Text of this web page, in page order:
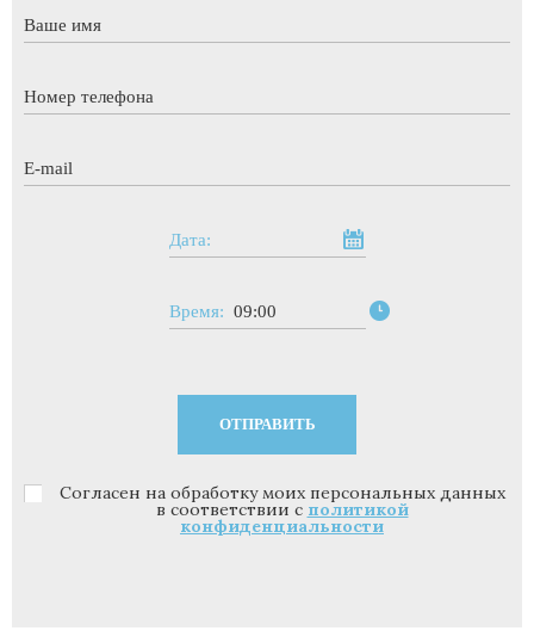
Ваше имя
Номер телефона
E-mail
Дата:
Время: 09:00
Политика конфиденциальности*
Согласен на обработку моих персональных данных
в соответствии с политикой
конфиденциальности